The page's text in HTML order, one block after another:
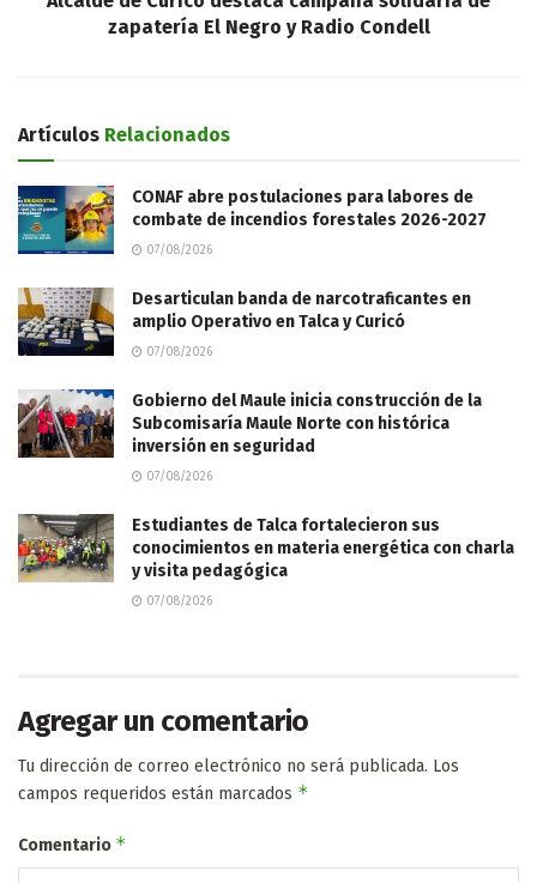
zapatería El Negro y Radio Condell
Artículos Relacionados
CONAF abre postulaciones para labores de
combate de incendios forestales 2026-2027
07/08/2026
Desarticulan banda de narcotraficantes en
amplio Operativo en Talca y Curicó
07/08/2026
Gobierno del Maule inicia construcción de la
Subcomisaría Maule Norte con histórica
inversión en seguridad
07/08/2026
Estudiantes de Talca fortalecieron sus
conocimientos en materia energética con charla
y visita pedagógica
07/08/2026
Agregar un comentario
Tu dirección de correo electrónico no será publicada. Los
campos requeridos están marcados *
Comentario *